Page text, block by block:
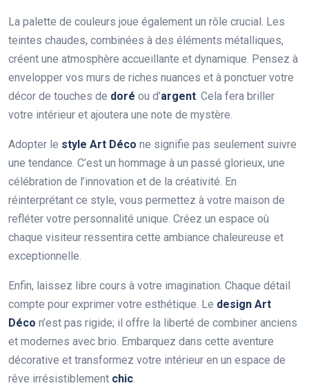
La palette de couleurs joue également un rôle crucial. Les
teintes chaudes, combinées à des éléments métalliques,
créent une atmosphère accueillante et dynamique. Pensez à
envelopper vos murs de riches nuances et à ponctuer votre
décor de touches de doré ou d’argent. Cela fera briller
votre intérieur et ajoutera une note de mystère.
Adopter le style Art Déco ne signifie pas seulement suivre
une tendance. C’est un hommage à un passé glorieux, une
célébration de l’innovation et de la créativité. En
réinterprétant ce style, vous permettez à votre maison de
refléter votre personnalité unique. Créez un espace où
chaque visiteur ressentira cette ambiance chaleureuse et
exceptionnelle.
Enfin, laissez libre cours à votre imagination. Chaque détail
compte pour exprimer votre esthétique. Le design Art
Déco n’est pas rigide; il offre la liberté de combiner anciens
et modernes avec brio. Embarquez dans cette aventure
décorative et transformez votre intérieur en un espace de
rêve irrésistiblement chic.